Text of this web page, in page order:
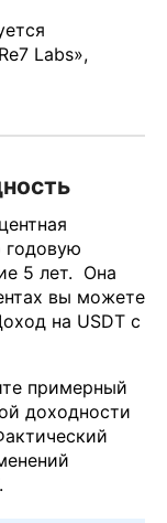
Labs»,
годовую
5 лет. Она
вы можете
на USDT с
примерный
доходности